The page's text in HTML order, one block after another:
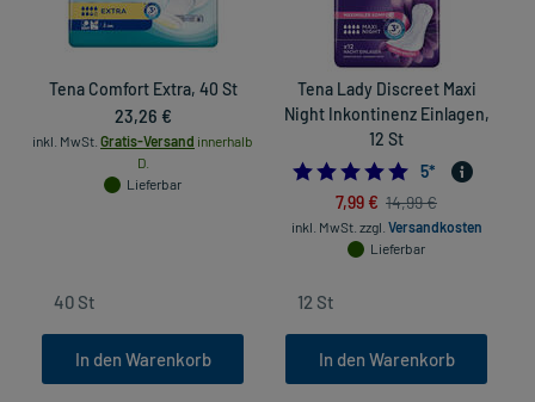
Tena Comfort Extra, 40 St
23,26 €
inkl. MwSt. Gratis-Versand innerhalb
D.
Lieferbar
In den Warenkorb
Tena Lady Discreet Maxi
Night Inkontinenz Einlagen,
12 St
5.0
5*
7,99 € 14,99 €
inkl. MwSt. zzgl. Versandkosten
Lieferbar
In den Warenkorb